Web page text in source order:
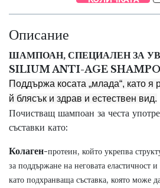
Описание
ШАМПОАН, СПЕЦИАЛЕН ЗА
SILIUM ANTI-AGE
Поддържа косата „млада“, като я
й блясък и здрав и естествен вид.
Почистващ шампоан за честа
съставки като:
Колаген-протеин, който укрепва
за поддържане на неговата еластичност
като подхранваща съставка, която може